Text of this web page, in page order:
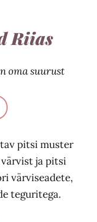
Riias
oma suurust
pitsi muster
ja pitsi
värviseadete,
teguritega.